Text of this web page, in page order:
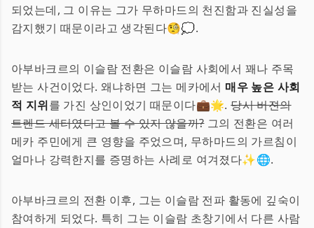
되었는데, 그 이유는 그가 무하마드의 천진함과 진실성을
감지했기 때문이라고 생각된다🧐💭.
아부바크르의 이슬람 전환은 이슬람 사회에서 꽤나 주목
받는 사건이었다. 왜냐하면 그는 메카에서 매우 높은 사회
적 지위를 가진 상인이었기 때문이다💼🌟.당시 버젼의
트렌드 세터였다고 볼 수 있지 않을까?그의 전환은 여러
메카 주민에게 큰 영향을 주었으며, 무하마드의 가르침이
얼마나 강력한지를 증명하는 사례로 여겨졌다✨🌐.
아부바크르의 전환 이후, 그는 이슬람 전파 활동에 깊숙이
참여하게 되었다. 특히 그는 이슬람 초창기에서 다른 사람